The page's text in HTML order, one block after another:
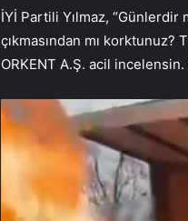
İYİ Partili Yılmaz,
çıkmasından mı
ORKENT A.Ş. acil